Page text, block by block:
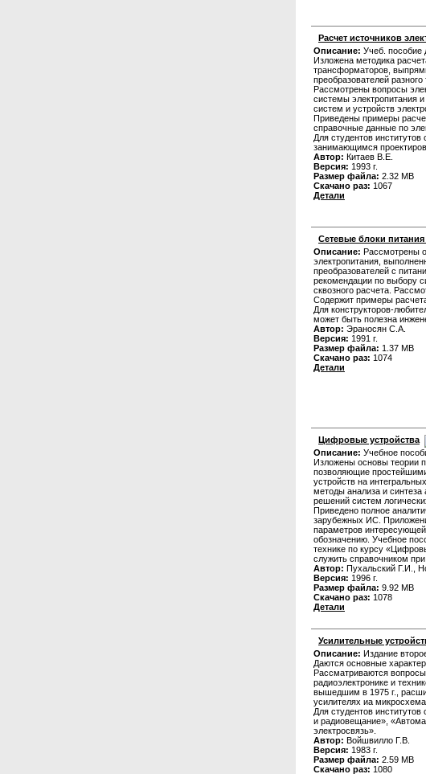
Расчет источников
Описание: Учеб. пособие
Изложена методика
трансформаторов,
преобразователей разного
Рассмотрены вопросы
системы электропитания
систем и устройств
Приведены примеры
справочные данные по
Для студентов
занимающимся
Автор: Китаев В.Е.
Версия: 1993 г.
Размер файла: 2.32 MB
Скачано раз: 1067
Детали
Сетевые блоки
Описание: Рассмотрены
электропитания,
преобразователей с
рекомендации по выбору
сквозного расчета.
Содержит примеры
Для конструкторов-
может быть полезна
Автор: Эраносян С.А.
Версия: 1991 г.
Размер файла: 1.37 MB
Скачано раз: 1074
Детали
Цифровые устройства
Описание: Учебное
Изложены основы теории
позволяющие
устройств на
методы анализа и
решений систем
Приведено полное
зарубежных ИС.
параметров
обозначению. Учебное
технике по курсу
служить справочником
Автор: Пухальский Г.И.,
Версия: 1996 г.
Размер файла: 9.92 MB
Скачано раз: 1078
Детали
Усилительные
Описание: Издание
Даются основные
Рассматриваются
радиоэлектронике и
вышедшим в 1975 г.,
усилителях иа
Для студентов
и радиовещание»,
электросвязь».
Автор: Войшвилло Г.В.
Версия: 1983 г.
Размер файла: 2.59 MB
Скачано раз: 1080